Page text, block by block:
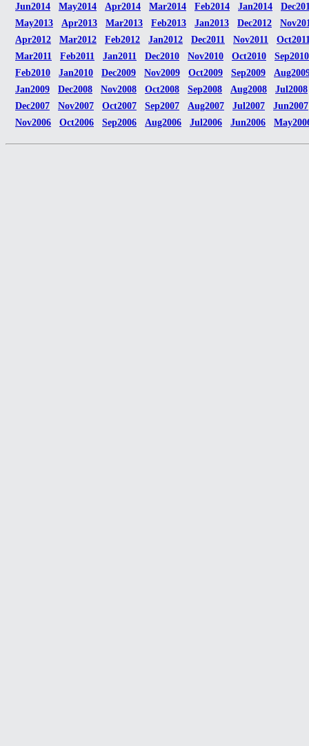
Jun2014
May2014 Apr2014 Mar2014 Feb2014 Jan2014
May2013
Apr2013 Mar2013 Feb2013 Jan2013 Dec2012
Apr2012
Mar2012 Feb2012 Jan2012 Dec2011 Nov2011
Mar2011
Feb2011 Jan2011 Dec2010 Nov2010 Oct2010
Sep2010
Feb2010
Jan2010 Dec2009 Nov2009 Oct2009 Sep2009
Jan2009
Dec2008 Nov2008 Oct2008 Sep2008 Aug2008
Jul2008
Dec2007
Nov2007 Oct2007 Sep2007 Aug2007 Jul2007
Jun2007
Nov2006
Oct2006 Sep2006 Aug2006 Jul2006 Jun2006